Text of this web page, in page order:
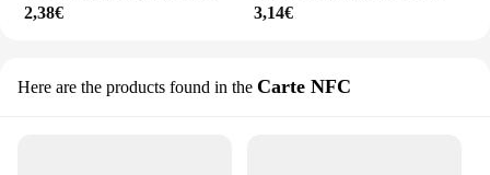
2,38€ 3,14€
Here are the products found in the Carte NFC